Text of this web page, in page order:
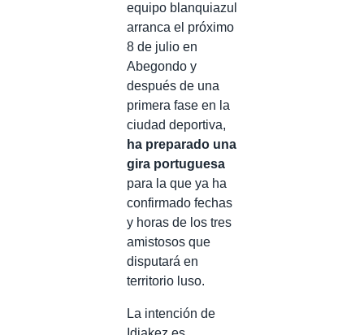
equipo blanquiazul
arranca el próximo
8 de julio en
Abegondo y
después de una
primera fase en la
ciudad deportiva,
ha preparado una
gira portuguesa
para la que ya ha
confirmado fechas
y horas de los tres
amistosos que
disputará en
territorio luso.
La intención de